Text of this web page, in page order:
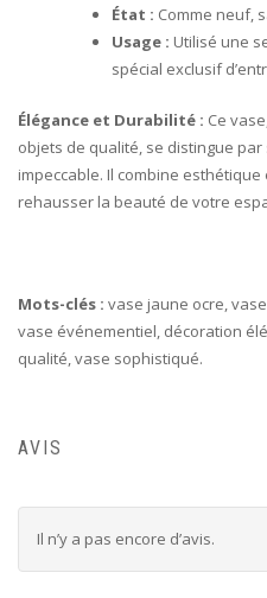
État : Comme neuf,
Usage : Utilisé une
spécial exclusif
Élégance et Durabilité : Ce
objets de qualité, se distingue
impeccable. Il combine
rehausser la beauté de votre
Mots-clés : vase jaune ocre,
vase événementiel, décoration
qualité, vase sophistiqué.
AVIS
Il n’y a pas encore d’avis.